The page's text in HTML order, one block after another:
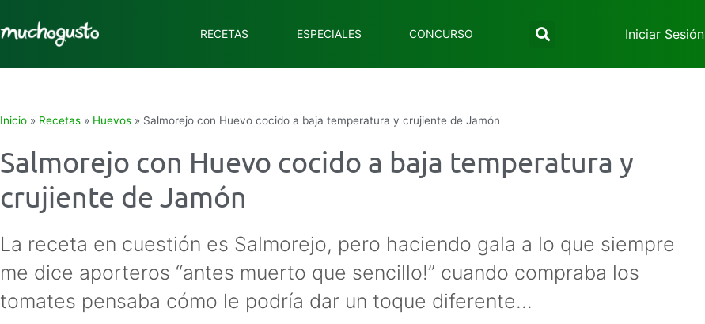
RECETAS ESPECIALES CONCURSO Iniciar Sesión
Inicio » Recetas » Huevos » Salmorejo con Huevo cocido a baja temperatura y crujiente de Jamón
Salmorejo con Huevo cocido a baja temperatura y
crujiente de Jamón
La receta en cuestión es Salmorejo, pero haciendo gala a lo que siempre
me dice aporteros “antes muerto que sencillo!” cuando compraba los
tomates pensaba cómo le podría dar un toque diferente...